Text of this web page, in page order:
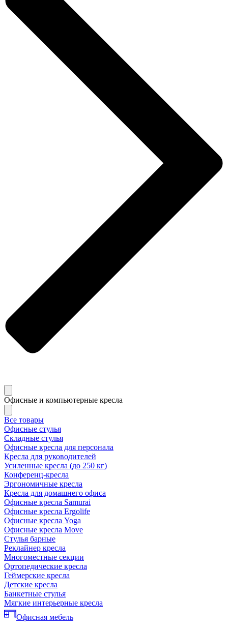
Офисные и компьютерные кресла
Все товары
Офисные стулья
Складные стулья
Офисные кресла для персонала
Кресла для руководителей
Усиленные кресла (до 250 кг)
Конференц-кресла
Эргономичные кресла
Кресла для домашнего офиса
Офисные кресла Samurai
Офисные кресла Ergolife
Офисные кресла Yoga
Офисные кресла Move
Стулья барные
Реклайнер кресла
Многоместные секции
Ортопедические кресла
Геймерские кресла
Детские кресла
Банкетные стулья
Мягкие интерьерные кресла
Офисная мебель